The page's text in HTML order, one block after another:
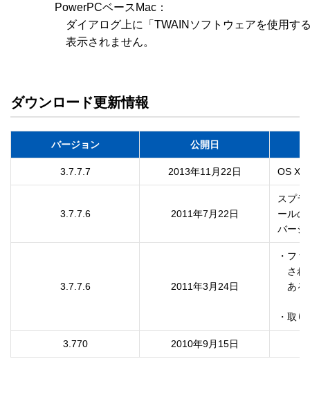
PowerPCベースMac：
ダイアログ上に「TWAINソフトウェアを使用する
表示されません。
ダウンロード更新情報
バージョン 公開日
3.7.7.7 2013年11月22日 OS X
3.7.7.6 2011年7月22日
スプラ
ールの
3.7.7.6 2011年3月24日
・フ
され
ある
3.770 2010年9月15日